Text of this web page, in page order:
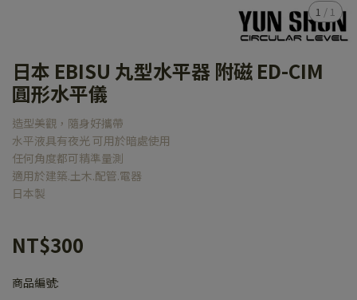
1 / 1
日本 EBISU 丸型水平器 附磁 ED-CIM
圓形水平儀
造型美觀，隨身好攜帶
水平液具有夜光 可用於暗處使用
任何角度都可精準量測
適用於建築.土木.配管.電器
日本製
NT$300
商品編號: